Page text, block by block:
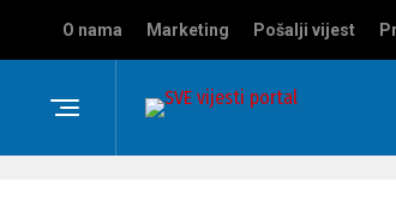
O nama Marketing Pošalji vijest